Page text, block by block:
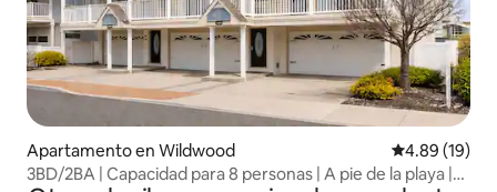
Apartamento en Wildwood Calificación
4.89 (19)
3BD/2BA | Capacidad para 8 personas | A pie de la playa |